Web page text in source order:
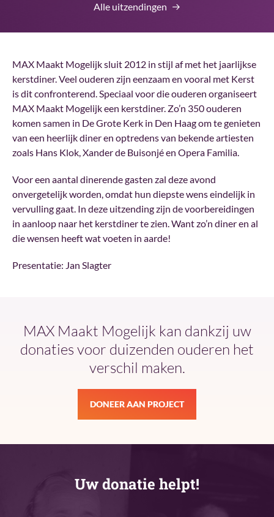
Alle uitzendingen
MAX Maakt Mogelijk sluit 2012 in stijl af met het jaarlijkse
kerstdiner. Veel ouderen zijn eenzaam en vooral met Kerst
is dit confronterend. Speciaal voor die ouderen organiseert
MAX Maakt Mogelijk een kerstdiner. Zo’n 350 ouderen
komen samen in De Grote Kerk in Den Haag om te genieten
van een heerlijk diner en optredens van bekende artiesten
zoals Hans Klok, Xander de Buisonjé en Opera Familia.
Voor een aantal dinerende gasten zal deze avond
onvergetelijk worden, omdat hun diepste wens eindelijk in
vervulling gaat. In deze uitzending zijn de voorbereidingen
in aanloop naar het kerstdiner te zien. Want zo’n diner en al
die wensen heeft wat voeten in aarde!
Presentatie: Jan Slagter
MAX Maakt Mogelijk kan dankzij uw
donaties voor duizenden ouderen het
verschil maken.
DONEER AAN PROJECT
Uw donatie helpt!